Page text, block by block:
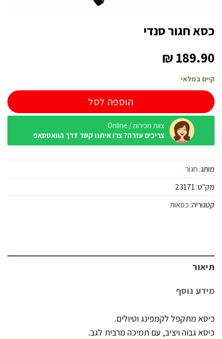
כסא חגור סנדי
₪189.90
קיים במלאי
הוספה לסל
צוות מכירות / Online
צריכים עזרה? צרו איתנו קשר דרך הוואטסאפ
מותג: חגור
מק"ט:23171
קטגוריה: כסאות
תיאור
מידע נוסף
כיסא מתקפל לקמפינג וטיולים.
כיסא גבוה ויציב, עם תמיכה מרבית לגב.